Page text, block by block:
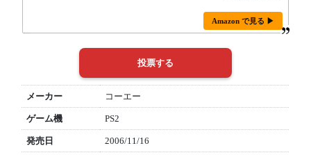
Amazon で見る ▶
メーカー コーエー
ゲーム機 PS2
発売日 2006/11/16